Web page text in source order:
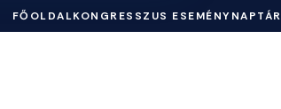
FŐOLDALKONGRESSZUS ESEMÉNYNAPTÁR